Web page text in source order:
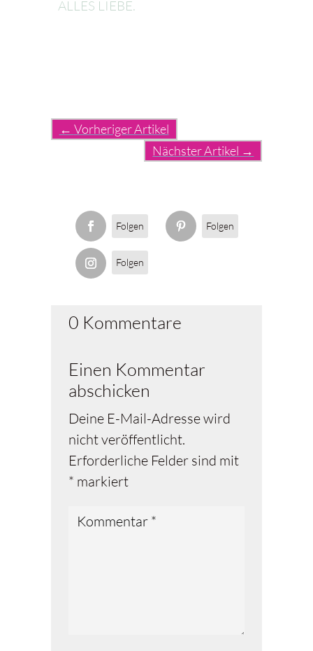
ALLES LIEBE.
← Vorheriger Artikel
Nächster Artikel →
Folgen Folgen
Folgen
0 Kommentare
Einen Kommentar
abschicken
Deine E-Mail-Adresse wird
nicht veröffentlicht.
Erforderliche Felder sind mit
* markiert